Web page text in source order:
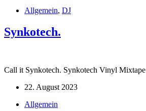
Allgemein, DJ
Synkotech.
Call it Synkotech. Synkotech Vinyl Mixtape
22. August 2023
Allgemein